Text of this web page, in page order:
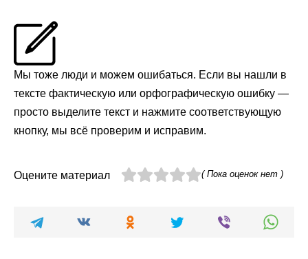
Мы тоже люди и можем ошибаться. Если вы нашли в
тексте фактическую или орфографическую ошибку —
просто выделите текст и нажмите соответствующую
кнопку, мы всё проверим и исправим.
Оцените материал ( Пока оценок нет )